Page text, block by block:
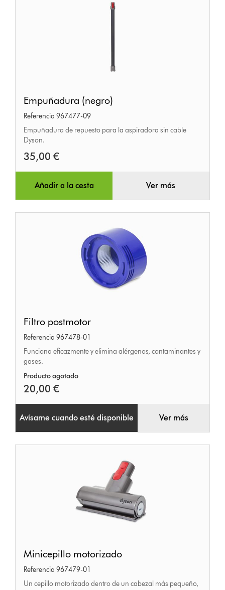
(negro)
Empuñadura (negro)
Referencia 967477-09
Empuñadura de repuesto para la aspiradora sin cable
Dyson.
35,00 €
Añadir a la cesta Ver más
postmotor
Filtro postmotor
Referencia 967478-01
Funciona eficazmente y elimina alérgenos, contaminantes y
gases.
Producto agotado
20,00 €
Avísame cuando esté disponible Ver más
motorizado
Minicepillo motorizado
Referencia 967479-01
Un cepillo motorizado dentro de un cabezal más pequeño,